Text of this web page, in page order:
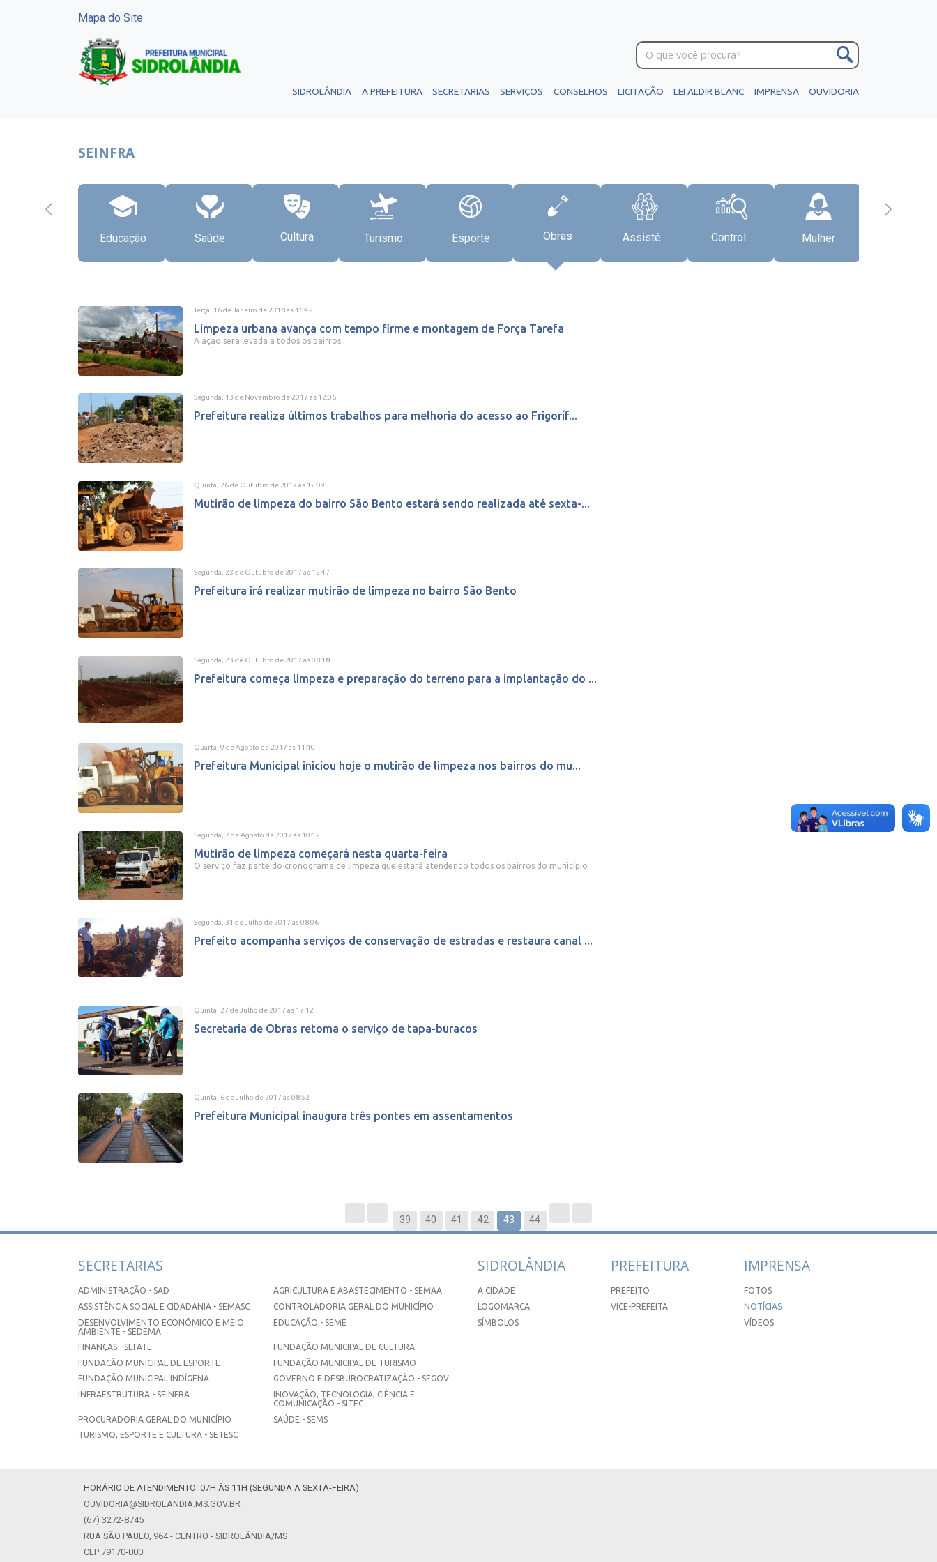
Mapa do Site
SIDROLÂNDIA A PREFEITURA SECRETARIAS SERVIÇOS CONSELHOS LICITAÇÃO LEI ALDIR BLANC IMPRENSA OUVIDORIA
SEINFRA
Educação Saúde Cultura Turismo Esporte Obras Assistê... Control... Mulher
Terça, 16 de Janeiro de 2018às 16:42
Limpeza urbana avança com tempo firme e montagem de Força Tarefa
A ação será levada a todos os bairros
Segunda, 13 de Novembro de 2017às 12:06
Prefeitura realiza últimos trabalhos para melhoria do acesso ao Frigoríf...
Quinta, 26 de Outubro de 2017às 12:09
Mutirão de limpeza do bairro São Bento estará sendo realizada até sexta-...
Segunda, 23 de Outubro de 2017às 12:47
Prefeitura irá realizar mutirão de limpeza no bairro São Bento
Segunda, 23 de Outubro de 2017às08:18
Prefeitura começa limpeza e preparação do terreno para a implantação do ...
Quarta, 9 de Agosto de 2017às 11:10
Prefeitura Municipal iniciou hoje o mutirão de limpeza nos bairros do mu...
Segunda, 7 de Agosto de 2017às 10:12
Mutirão de limpeza começará nesta quarta-feira
O serviço faz parte do cronograma de limpeza que estará atendendo todos os bairros do município
Segunda, 31 de Julho de 2017às08:06
Prefeito acompanha serviços de conservação de estradas e restaura canal ...
Quinta, 27 de Julho de 2017às 17:12
Secretaria de Obras retoma o serviço de tapa-buracos
Quinta, 6 de Julho de 2017às08:52
Prefeitura Municipal inaugura três pontes em assentamentos
39 40 41 42 43 44
SECRETARIAS
ADMINISTRAÇÃO - SAD
AGRICULTURA E ABASTECIMENTO - SEMAA
ASSISTÊNCIA SOCIAL E CIDADANIA - SEMASC
CONTROLADORIA GERAL DO MUNICÍPIO
DESENVOLVIMENTO ECONÔMICO E MEIO
AMBIENTE - SEDEMA
EDUCAÇÃO - SEME
FINANÇAS - SEFATE
FUNDAÇÃO MUNICIPAL DE CULTURA
FUNDAÇÃO MUNICIPAL DE ESPORTE
FUNDAÇÃO MUNICIPAL DE TURISMO
FUNDAÇÃO MUNICIPAL INDÍGENA
GOVERNO E DESBUROCRATIZAÇÃO - SEGOV
INFRAESTRUTURA - SEINFRA
INOVAÇÃO, TECNOLOGIA, CIÊNCIA E
COMUNICAÇÃO - SITEC
PROCURADORIA GERAL DO MUNICÍPIO
SAÚDE - SEMS
TURISMO, ESPORTE E CULTURA - SETESC
SIDROLÂNDIA
A CIDADE
LOGOMARCA
SÍMBOLOS
PREFEITURA
PREFEITO
VICE-PREFEITA
IMPRENSA
FOTOS
NOTÍCIAS
VÍDEOS
HORÁRIO DE ATENDIMENTO: 07H ÀS 11H (SEGUNDA A SEXTA-FEIRA)
OUVIDORIA@SIDROLANDIA.MS.GOV.BR
(67) 3272-8745
RUA SÃO PAULO, 964 - CENTRO - SIDROLÂNDIA/MS
CEP 79170-000